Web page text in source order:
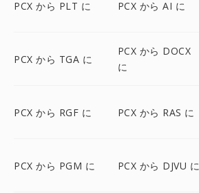
PCX から PLT に PCX から AI に
PCX から TGA に
PCX から DOCX
に
PCX から RGF に PCX から RAS に
PCX から PGM に PCX から DJVU に